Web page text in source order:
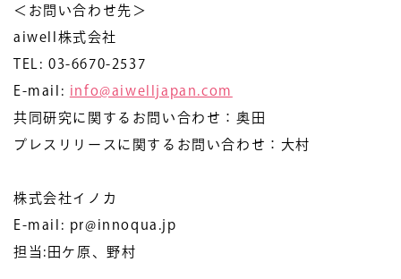
＜お問い合わせ先＞
aiwell株式会社
TEL: 03-6670-2537
E-mail: info@aiwelljapan.com
共同研究に関するお問い合わせ：奥田
プレスリリースに関するお問い合わせ：大村
株式会社イノカ
E-mail: pr@innoqua.jp
担当:田ケ原、野村